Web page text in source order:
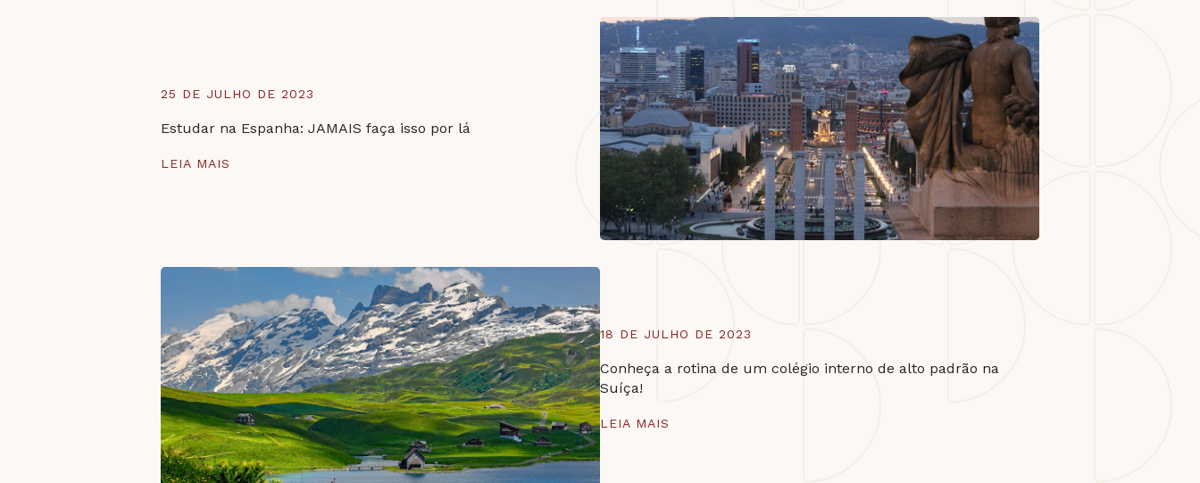
25 DE JULHO DE 2023
Estudar na Espanha: JAMAIS faça isso por lá
LEIA MAIS
18 DE JULHO DE 2023
Conheça a rotina de um colégio interno de alto padrão na
Suíça!
LEIA MAIS